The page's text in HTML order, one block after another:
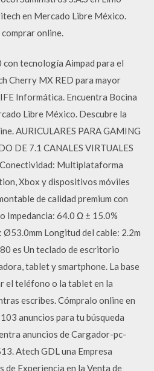
en Mercado Libre México.
online.
tecnología Aimpad para el
Cherry MX RED para mayor
Informática. Encuentra Bocina
Libre México. Descubre la
AURICULARES PARA GAMING
DE 7.1 CANALES VIRTUALES
Multiplataforma
Xbox y dispositivos móviles
de calidad premium con
Impedancia: 64.0 Ω ± 15.0%
Longitud del cable: 2.2m
es Un teclado de escritorio
tablet y smartphone. La base
el teléfono o la tablet en la
escribes. Cómpralo online en
anuncios para tu búsqueda
anuncios de Cargador-pc-
Atech GDL una Empresa
de Experiencia en la Venta de